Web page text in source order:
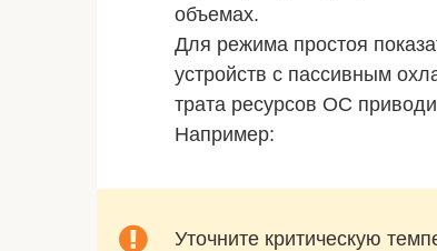
объемах.
Для режима простоя
устройств с пассивным
трата ресурсов ОС
Например:
Уточните критическую